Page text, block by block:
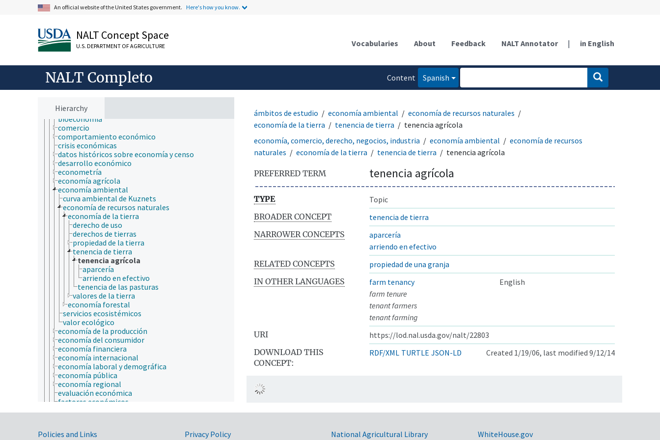
An official website of the United States government. Here's how you know.
NALT Concept Space
U.S. DEPARTMENT OF AGRICULTURE Vocabularies About Feedback NALT Annotator | in English
NALT Completo
Content
Spanish
Hierarchy
ciencias atmosféricas
ciencias del mar
ciencias sociales
comunicación (humana)
conducta
cultura y humanidades
ecología
ecología humana
economía
análisis económico
bioeconomía
comercio
comportamiento económico
crisis económicas
datos históricos sobre economía y censo
desarrollo económico
econometría
economía agrícola
economía ambiental
curva ambiental de Kuznets
economía de recursos naturales
economía de la tierra
derecho de uso
derechos de tierras
propiedad de la tierra
tenencia de tierra
tenencia agrícola
aparcería
arriendo en efectivo
tenencia de las pasturas
valores de la tierra
economía forestal
servicios ecosistémicos
valor ecológico
economía de la producción
economía del consumidor
economía financiera
economía internacional
economía laboral y demográfica
economía pública
economía regional
evaluación económica
factores económicos
fungibilidad
microeconomía
ámbitos de estudio economía ambiental
economía de recursos naturales
economía de la tierra
tenencia de tierra
tenencia agrícola
economía, comercio, derecho, negocios, industria
economía ambiental
economía de recursos
naturales
economía de la tierra tenencia de tierra tenencia agrícola
PREFERRED TERM tenencia agrícola
TYPE
Topic
BROADER CONCEPT
tenencia de tierra
NARROWER CONCEPTS
aparcería
arriendo en efectivo
RELATED CONCEPTS
propiedad de una granja
IN OTHER LANGUAGES
farm tenancy
English
farm tenure
tenant farmers
tenant farming
URI
https://lod.nal.usda.gov/nalt/22803
DOWNLOAD THIS
CONCEPT:
RDF/XML TURTLE JSON-LD Created 1/19/06, last modified 9/12/14
Government Links
Policies and Links Privacy Policy National Agricultural Library WhiteHouse.gov